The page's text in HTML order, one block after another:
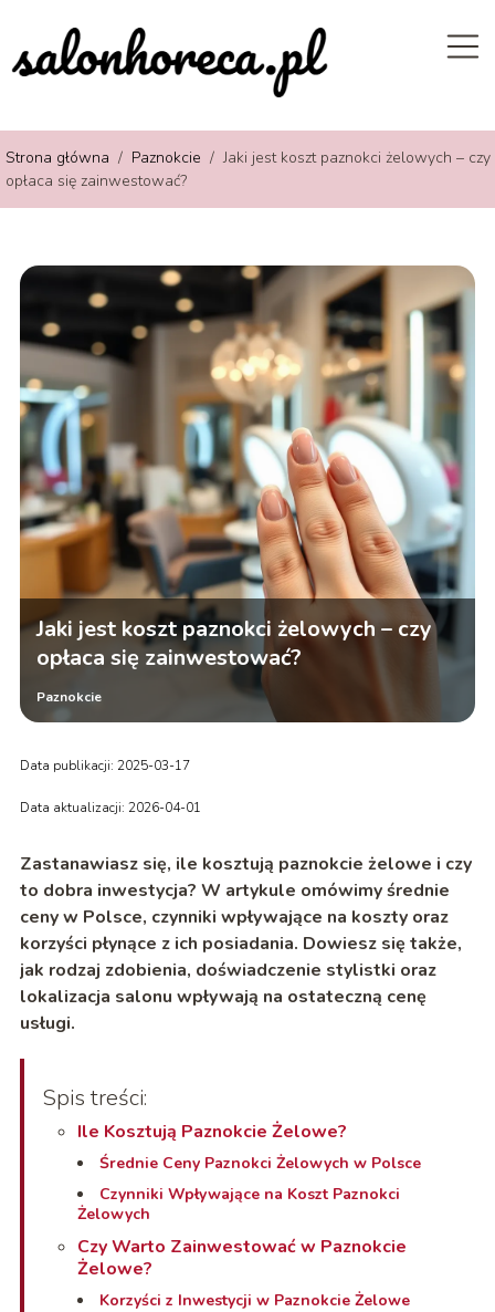
Strona główna / Paznokcie /Jaki jest koszt paznokci żelowych – czy
opłaca się zainwestować?
Jaki jest koszt paznokci żelowych – czy
opłaca się zainwestować?
Paznokcie
Data publikacji: 2025-03-17
Data aktualizacji: 2026-04-01
Zastanawiasz się, ile kosztują paznokcie żelowe i czy
to dobra inwestycja? W artykule omówimy średnie
ceny w Polsce, czynniki wpływające na koszty oraz
korzyści płynące z ich posiadania. Dowiesz się także,
jak rodzaj zdobienia, doświadczenie stylistki oraz
lokalizacja salonu wpływają na ostateczną cenę
usługi.
Spis treści:
Ile Kosztują Paznokcie Żelowe?
Średnie Ceny Paznokci Żelowych w Polsce
Czynniki Wpływające na Koszt Paznokci
Żelowych
Czy Warto Zainwestować w Paznokcie
Żelowe?
Korzyści z Inwestycji w Paznokcie Żelowe